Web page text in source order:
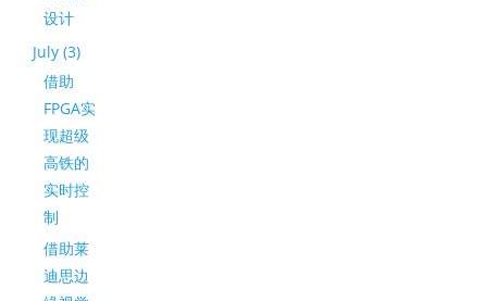
设计
July (3)
借助
FPGA实
现超级
高铁的
实时控
制
借助莱
迪思边